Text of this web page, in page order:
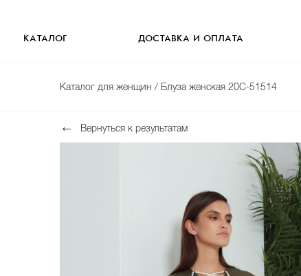
КАТАЛОГ ДОСТАВКА И ОПЛАТА
Каталог для женщин / Блуза женская 20С-51514
Вернуться к результатам